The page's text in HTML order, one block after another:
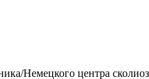
Немецкого центра